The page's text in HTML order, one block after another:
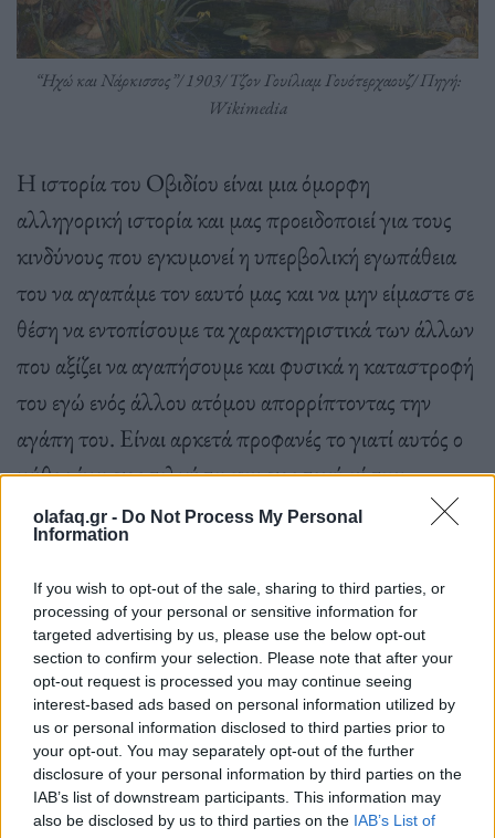
olafaq.gr - Do Not Process My Personal
Information
If you wish to opt-out of the sale, sharing to third parties, or
processing of your personal or sensitive information for
targeted advertising by us, please use the below opt-out
section to confirm your selection. Please note that after your
opt-out request is processed you may continue seeing
interest-based ads based on personal information utilized by
us or personal information disclosed to third parties prior to
your opt-out. You may separately opt-out of the further
disclosure of your personal information by third parties on the
IAB’s list of downstream participants. This information may
also be disclosed by us to third parties on the IAB’s List of
“Ηχώ και Νάρκισσος”/ 1903/ Τζον Γουίλιαμ Γουότερχαουζ/ Πηγή:
Wikimedia
Η ιστορία του Οβιδίου είναι μια όμορφη
αλληγορική ιστορία και μας προειδοποιεί για τους
κινδύνους που εγκυμονεί η υπερβολική εγωπάθεια
του να αγαπάμε τον εαυτό μας και να μην είμαστε σε
θέση να εντοπίσουμε τα χαρακτηριστικά των άλλων
που αξίζει να αγαπήσουμε και φυσικά η καταστροφή
του εγώ ενός άλλου ατόμου απορρίπτοντας την
αγάπη του. Είναι αρκετά προφανές το γιατί αυτός ο
μύθος έχει προσελκύσει την προσοχή τόσων
πολλών καλλιτεχνών και ποιητών.
Εντούτοις, η λίμπιντο που απασχόλησε τους
ψυχαναλυτές στον μύθο του Νάρκισσου, κατά τη
δεύτερη δεκαετία του 20ού αιώνα επρόκειτο να
επιδοθεί στη μεγαλύτερη φρικαλεότητα που είχε δει
ποτέ ο κόσμος – τονΠρώτο Παγκόσμιο Πόλεμο
Αυτός ήταν αναμφίβολα το μεγαλύτερο auto de fe
ενός «ετοιμοθάνατου πολιτισμού» στον οποίο θα